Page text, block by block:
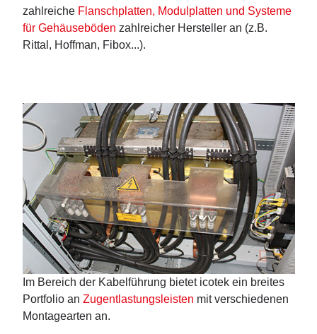
zahlreiche Flanschplatten, Modulplatten und Systeme
für Gehäuseböden zahlreicher Hersteller an (z.B.
Rittal, Hoffman, Fibox...).
Im Bereich der Kabelführung bietet icotek ein breites
Portfolio an Zugentlastungsleisten mit verschiedenen
Montagearten an.